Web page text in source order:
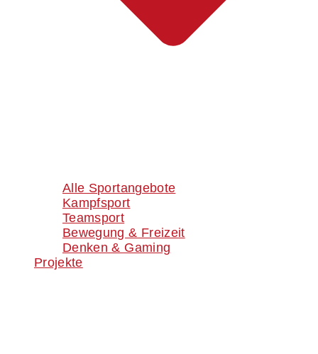
Alle Sportangebote
Kampfsport
Teamsport
Bewegung & Freizeit
Denken & Gaming
Projekte